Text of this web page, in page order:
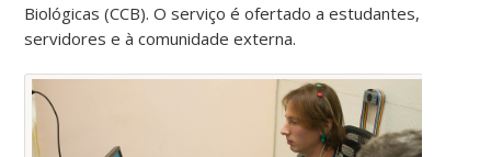
Biológicas (CCB). O serviço é ofertado a estudantes,
servidores e à comunidade externa.